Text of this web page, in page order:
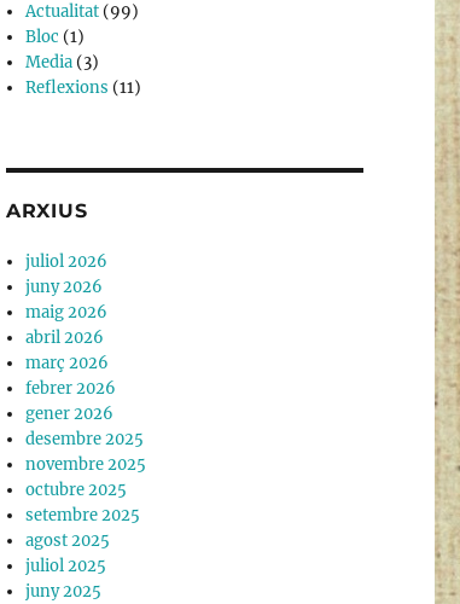
Actualitat (99)
Bloc (1)
Media (3)
Reflexions (11)
ARXIUS
juliol 2026
juny 2026
maig 2026
abril 2026
març 2026
febrer 2026
gener 2026
desembre 2025
novembre 2025
octubre 2025
setembre 2025
agost 2025
juliol 2025
juny 2025